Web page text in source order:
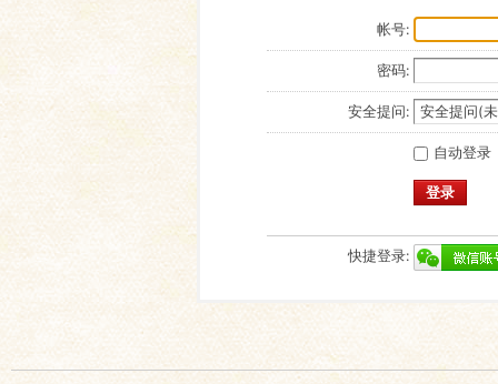
帐号:
密码:
安全提问:
自动登录
登录
快捷登录: